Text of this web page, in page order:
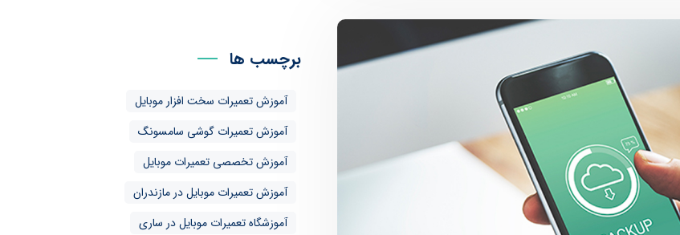
برچسب ها
آموزش تعمیرات سخت افزار موبایل
آموزش تعمیرات گوشی سامسونگ
آموزش تخصصی تعمیرات موبایل
آموزش تعمیرات موبایل در مازندران
آموزشگاه تعمیرات موبایل در ساری